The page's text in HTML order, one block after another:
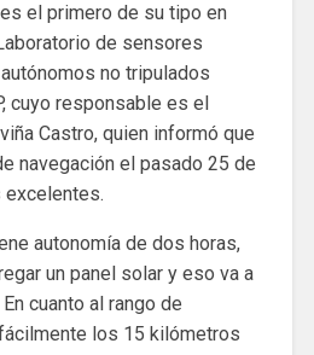
el primero de su tipo en
de sensores
no tripulados
cuyo responsable es el
Castro, quien informó que
navegación el pasado 25 de
excelentes.
autonomía de dos horas,
un panel solar y eso va a
cuanto al rango de
los 15 kilómetros